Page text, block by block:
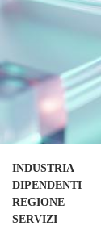
INDUSTRIA
DIPENDENTI
REGIONE
SERVIZI